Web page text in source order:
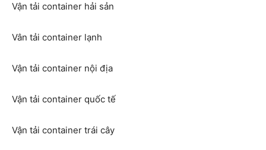
Vận tải container hải sản
Vân tải container lạnh
Vận tải container nội địa
Vận tải container quốc tế
Vận tải container trái cây